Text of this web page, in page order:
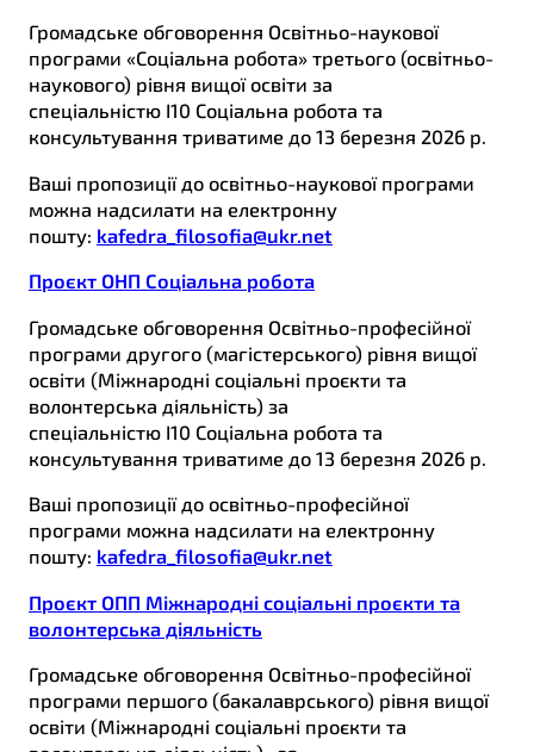
Громадське обговорення Освітньо-наукової
програми «Соціальна робота» третього (освітньо-
наукового) рівня вищої освіти за
спеціальністю І10 Соціальна робота та
консультування триватиме до 13 березня 2026 р.
Ваші пропозиції до освітньо-наукової програми
можна надсилати на електронну
пошту: kafedra_filosofia@ukr.net
Проєкт ОНП Соціальна робота
Громадське обговорення Освітньо-професійної
програми другого (магістерського) рівня вищої
освіти (Міжнародні соціальні проєкти та
волонтерська діяльність) за
спеціальністю І10 Соціальна робота та
консультування триватиме до 13 березня 2026 р.
Ваші пропозиції до освітньо-професійної
програми можна надсилати на електронну
пошту: kafedra_filosofia@ukr.net
Проєкт ОПП Міжнародні соціальні проєкти та
волонтерська діяльність
Громадське обговорення Освітньо-професійної
програми першого (бакалаврського) рівня вищої
освіти (Міжнародні соціальні проєкти та